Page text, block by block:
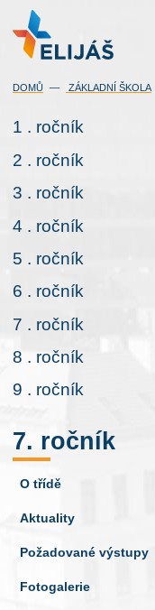
DOMŮ ZÁKLADNÍ ŠKOLA
1 . ročník
2 . ročník
3 . ročník
4 . ročník
5 . ročník
6 . ročník
7 . ročník
8 . ročník
9 . ročník
7. ročník
O třídě
Aktuality
Požadované výstupy
Fotogalerie